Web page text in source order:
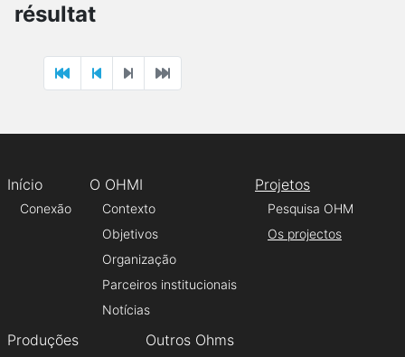
résultat
Início
Conexão
O OHMI
Contexto
Objetivos
Organização
Parceiros institucionais
Notícias
Projetos
Pesquisa OHM
Os projectos
Produções Outros Ohms